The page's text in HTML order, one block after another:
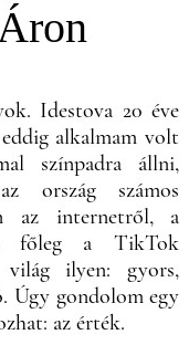
Idestova 20 éve
alkalmam volt
színpadra állni,
ország számos
az internetről, a
főleg a TikTok
ilyen: gyors,
Úgy gondolom egy
az érték.